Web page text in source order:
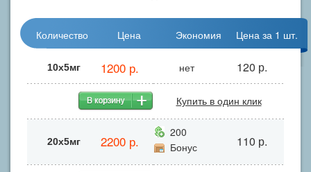
Количество Цена Экономия Цена за 1 шт.
10х5мг 1200 р. нет 120 р.
Купить в один клик
20х5мг 2200 р.
200
Бонус
110 р.